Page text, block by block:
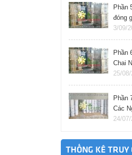
Phần
đóng
nhập
pháp,
3/09/
Phần
Chai
Nhập
Tiếp
25/
Phần
Các
Tinh
24/
THỐNG KÊ TRUY